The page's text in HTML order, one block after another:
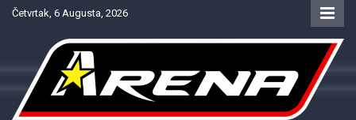
SkipČetvrtak, 6 Augusta, 2026